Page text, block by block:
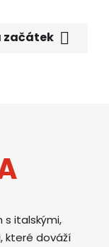
začátek 
italskými,
které dováží